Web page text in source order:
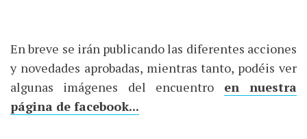
En breve se irán publicando las diferentes acciones
y novedades aprobadas, mientras tanto, podéis ver
algunas imágenes del encuentro en nuestra
página de facebook...